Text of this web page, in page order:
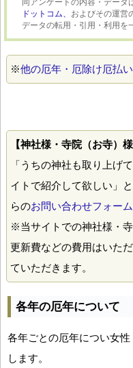
同アンケートの内容・データ
ドットコム、 およびその運営
データの転用・引用・利用を
※他の厄年・厄除け厄払
【神社様・寺院（お寺）様
「うちの神社も取り上げ
イトで紹介して欲しい」
らのお問い合わせフォーム
※当サイトでの神社様・
更新費などの費用はいた
ていただきます。
各年の厄年について
各年ごとの厄年につい女
します。